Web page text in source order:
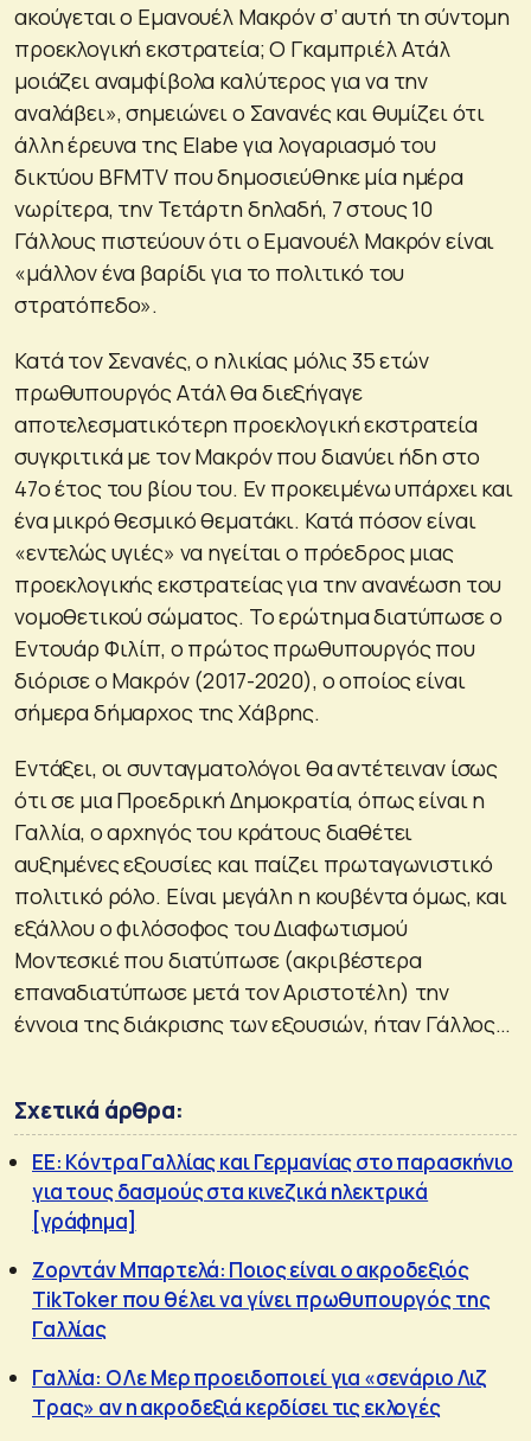
ακούγεται ο Εμανουέλ Μακρόν σ’ αυτή τη σύντομη
προεκλογική εκστρατεία; Ο Γκαμπριέλ Ατάλ
μοιάζει αναμφίβολα καλύτερος για να την
αναλάβει», σημειώνει ο Σανανές και θυμίζει ότι
άλλη έρευνα της Elabe για λογαριασμό του
δικτύου BFMTV που δημοσιεύθηκε μία ημέρα
νωρίτερα, την Τετάρτη δηλαδή, 7 στους 10
Γάλλους πιστεύουν ότι ο Εμανουέλ Μακρόν είναι
«μάλλον ένα βαρίδι για το πολιτικό του
στρατόπεδο».
Κατά τον Σενανές, ο ηλικίας μόλις 35 ετών
πρωθυπουργός Ατάλ θα διεξήγαγε
αποτελεσματικότερη προεκλογική εκστρατεία
συγκριτικά με τον Μακρόν που διανύει ήδη στο
47ο έτος του βίου του. Εν προκειμένω υπάρχει και
ένα μικρό θεσμικό θεματάκι. Κατά πόσον είναι
«εντελώς υγιές» να ηγείται ο πρόεδρος μιας
προεκλογικής εκστρατείας για την ανανέωση του
νομοθετικού σώματος. Το ερώτημα διατύπωσε ο
Εντουάρ Φιλίπ, ο πρώτος πρωθυπουργός που
διόρισε ο Μακρόν (2017-2020), ο οποίος είναι
σήμερα δήμαρχος της Χάβρης.
Εντάξει, οι συνταγματολόγοι θα αντέτειναν ίσως
ότι σε μια Προεδρική Δημοκρατία, όπως είναι η
Γαλλία, ο αρχηγός του κράτους διαθέτει
αυξημένες εξουσίες και παίζει πρωταγωνιστικό
πολιτικό ρόλο. Είναι μεγάλη η κουβέντα όμως, και
εξάλλου ο φιλόσοφος του Διαφωτισμού
Μοντεσκιέ που διατύπωσε (ακριβέστερα
επαναδιατύπωσε μετά τον Αριστοτέλη) την
έννοια της διάκρισης των εξουσιών, ήταν Γάλλος…
Σχετικά άρθρα:
ΕΕ: Κόντρα Γαλλίας και Γερμανίας στο παρασκήνιο
για τους δασμούς στα κινεζικά ηλεκτρικά
[γράφημα]
Ζορντάν Μπαρτελά: Ποιος είναι ο ακροδεξιός
TikToker που θέλει να γίνει πρωθυπουργός της
Γαλλίας
Γαλλία: Ο Λε Μερ προειδοποιεί για «σενάριο Λιζ
Τρας» αν η ακροδεξιά κερδίσει τις εκλογές